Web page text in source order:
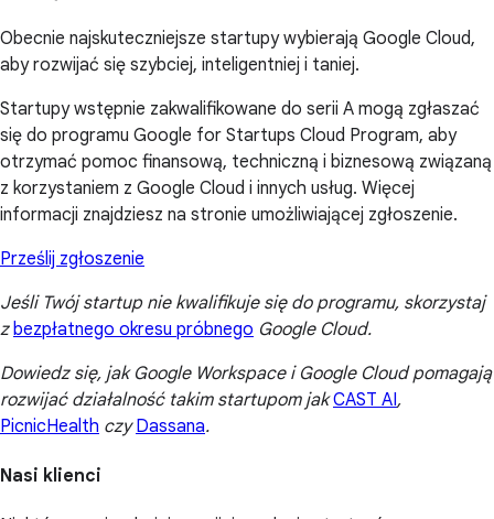
Obecnie najskuteczniejsze startupy wybierają Google Cloud,
aby rozwijać się szybciej, inteligentniej i taniej.
Startupy wstępnie zakwalifikowane do serii A mogą zgłaszać
się do programu Google for Startups Cloud Program, aby
otrzymać pomoc finansową, techniczną i biznesową związaną
z korzystaniem z Google Cloud i innych usług. Więcej
informacji znajdziesz na stronie umożliwiającej zgłoszenie.
Prześlij zgłoszenie
Jeśli Twój startup nie kwalifikuje się do programu, skorzystaj
z bezpłatnego okresu próbnego Google Cloud.
Dowiedz się, jak Google Workspace i Google Cloud pomagają
rozwijać działalność takim startupom jakCAST AI,
PicnicHealth czyDassana.
Nasi klienci